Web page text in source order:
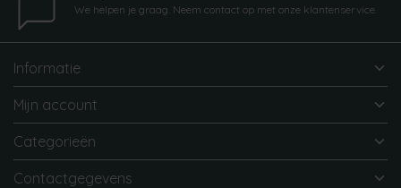
We helpen je graag. Neem contact op met onze klantenservice.
Informatie
Mijn account
Categorieën
Contactgegevens